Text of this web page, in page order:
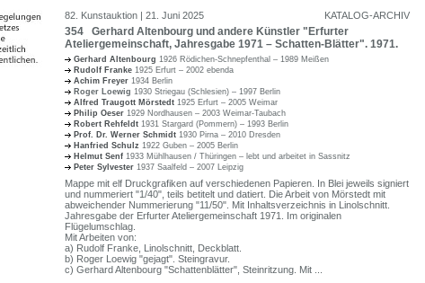
82. Kunstauktion | 21. Juni 2025 KATALOG-ARCHIV
354 Gerhard Altenbourg und andere Künstler "Erfurter
Ateliergemeinschaft, Jahresgabe 1971 – Schatten-Blätter". 1971.
Gerhard Altenbourg 1926 Rödichen-Schnepfenthal – 1989 Meißen
Rudolf Franke 1925 Erfurt – 2002 ebenda
Achim Freyer 1934 Berlin
Roger Loewig 1930 Striegau (Schlesien) – 1997 Berlin
Alfred Traugott Mörstedt 1925 Erfurt – 2005 Weimar
Philip Oeser 1929 Nordhausen – 2003 Weimar-Taubach
Robert Rehfeldt 1931 Stargard (Pommern) – 1993 Berlin
Prof. Dr. Werner Schmidt 1930 Pirna – 2010 Dresden
Hanfried Schulz 1922 Guben – 2005 Berlin
Helmut Senf 1933 Mühlhausen / Thüringen – lebt und arbeitet in Sassnitz
Peter Sylvester 1937 Saalfeld – 2007 Leipzig
Mappe mit elf Druckgrafiken auf verschiedenen Papieren. In Blei jeweils signiert
und nummeriert "1/40", teils betitelt und datiert. Die Arbeit von Mörstedt mit
abweichender Nummerierung "11/50". Mit Inhaltsverzeichnis in Linolschnitt.
Jahresgabe der Erfurter Ateliergemeinschaft 1971. Im originalen
Flügelumschlag.
Mit Arbeiten von:
a) Rudolf Franke, Linolschnitt, Deckblatt.
b) Roger Loewig "gejagt". Steingravur.
c) Gerhard Altenbourg "Schattenblätter", Steinritzung. Mit